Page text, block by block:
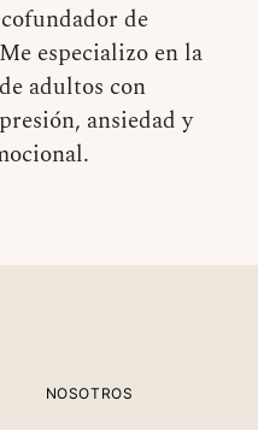
de
especializo en la
adultos con
ansiedad y
NOSOTROS